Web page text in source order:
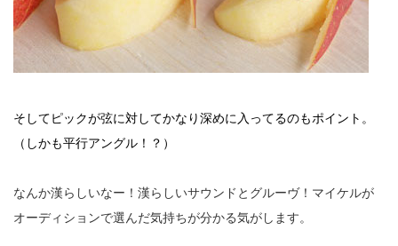
そしてピックが弦に対してかなり深めに入ってるのもポイント。
（しかも平行アングル！？）
なんか漢らしいなー！漢らしいサウンドとグルーヴ！マイケルが
オーディションで選んだ気持ちが分かる気がします。